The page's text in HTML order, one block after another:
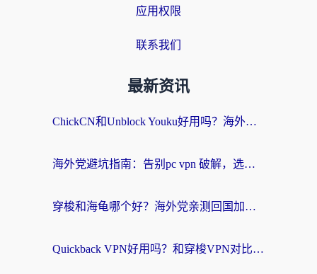
应用权限
联系我们
最新资讯
ChickCN和Unblock Youku好用吗？海外党亲测3款回国加速器，附iOS免费选择指南
海外党避坑指南：告别pc vpn 破解，选对回国加速器轻松访问国内资源
穿梭和海龟哪个好？海外党亲测回国加速器，附电脑免费VPN推荐
Quickback VPN好用吗？和穿梭VPN对比哪个回国效果更好？海外党必看的真实测评与选择指南